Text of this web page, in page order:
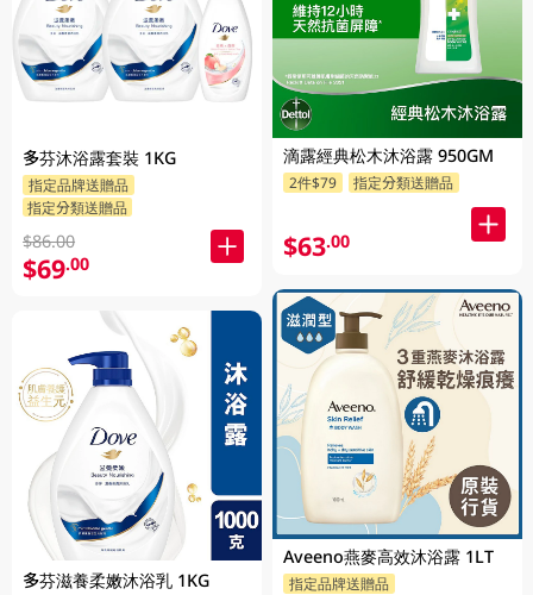
多芬沐浴露套裝 1KG
指定品牌送贈品
指定分類送贈品
$86.00
$69.00
多芬滋養柔嫩沐浴乳 1KG
滴露經典松木沐浴露 950GM
2件$79 指定分類送贈品
$63.00
Aveeno燕麥高效沐浴露 1LT
指定品牌送贈品